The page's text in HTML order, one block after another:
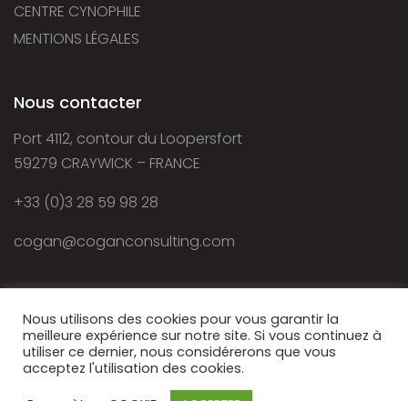
CENTRE CYNOPHILE
MENTIONS LÉGALES
Nous contacter
Port 4112, contour du Loopersfort
59279 CRAYWICK – FRANCE
+33 (0)3 28 59 98 28
cogan@coganconsulting.com
© 2021 - Cogan Consulting - Autorisation d’exercice
Nous utilisons des cookies pour vous garantir la
meilleure expérience sur notre site. Si vous continuez à
utiliser ce dernier, nous considérerons que vous
acceptez l'utilisation des cookies.